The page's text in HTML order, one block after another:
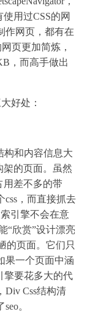
用过CSS的网
作网页，都有在
页更加简炼，
，而高手做出
好处：
构和内容信息大
架的页面。虽然
用差不多的带
css，而直接抓去
引擎不会在意
“欣赏”设计漂亮
的页面。它们只
果一个页面中涵
擎要花多大的代
Div Css结构清
。